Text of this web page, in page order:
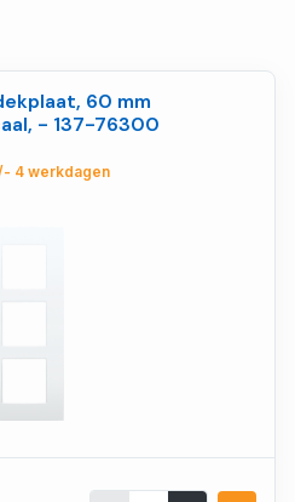
60 mm
- 137-76300
4 werkdagen